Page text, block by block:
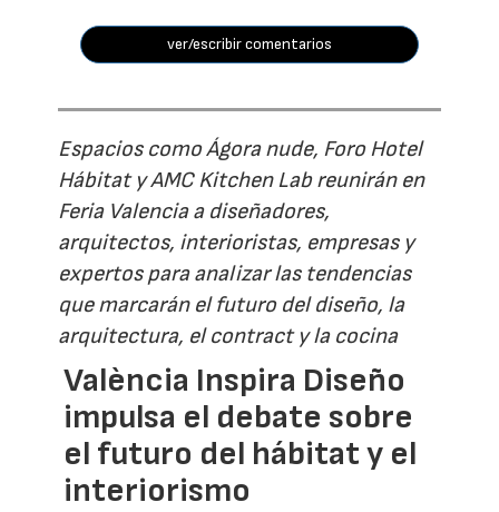
ver/escribir comentarios
Espacios como Ágora nude, Foro Hotel
Hábitat y AMC Kitchen Lab reunirán en
Feria Valencia a diseñadores,
arquitectos, interioristas, empresas y
expertos para analizar las tendencias
que marcarán el futuro del diseño, la
arquitectura, el contract y la cocina
València Inspira Diseño
impulsa el debate sobre
el futuro del hábitat y el
interiorismo